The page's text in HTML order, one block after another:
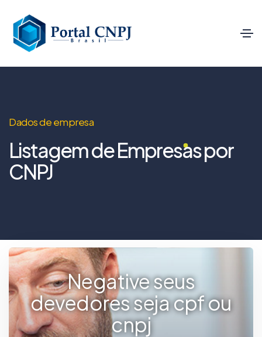
Dados de empresa
Listagem de Empresas por
CNPJ
Negative seus
devedores seja cpf ou
cnpj